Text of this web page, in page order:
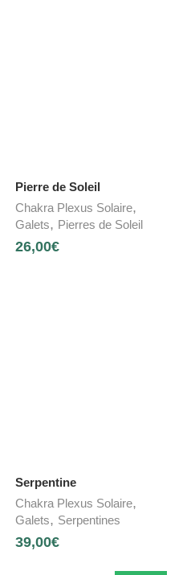
Pierre de Soleil
Chakra Plexus Solaire,
Galets, Pierres de Soleil
26,00€
Serpentine
Chakra Plexus Solaire,
Galets, Serpentines
39,00€